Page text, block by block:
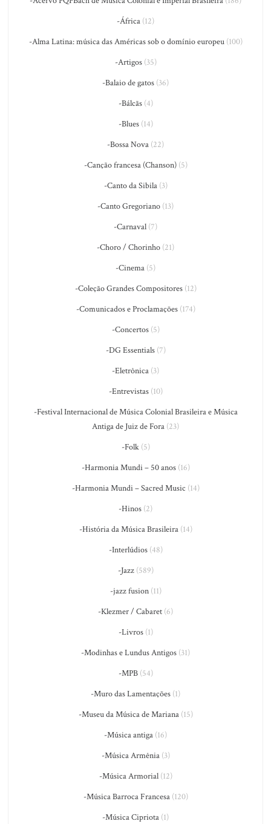
-África (12)
-Alma Latina: música das Américas sob o domínio europeu(100)
-Artigos(35)
-Balaio de gatos (36)
-Bálcãs(4)
-Blues(14)
-Bossa Nova (22)
-Canção francesa (Chanson)(5)
-Canto da Sibila(3)
-Canto Gregoriano (13)
-Carnaval (7)
-Choro / Chorinho (21)
-Cinema (5)
-Coleção Grandes Compositores(12)
-Comunicados e Proclamações(174)
-Concertos(5)
-DG Essentials(7)
-Eletrônica (3)
-Entrevistas(10)
-Festival Internacional de Música Colonial Brasileira e Música
Antiga de Juiz de Fora (23)
-Folk(5)
-Harmonia Mundi – 50 anos(16)
-Harmonia Mundi – Sacred Music (14)
-Hinos (2)
-História da Música Brasileira(14)
-Interlúdios(48)
-Jazz(589)
-jazz fusion(11)
-Klezmer / Cabaret (6)
-Livros(1)
-Modinhas e Lundus Antigos (31)
-MPB(54)
-Muro das Lamentações (1)
-Museu da Música de Mariana(15)
-Música antiga (16)
-Música Armênia(3)
-Música Armorial(12)
-Música Barroca Francesa(120)
-Música Cipriota (1)